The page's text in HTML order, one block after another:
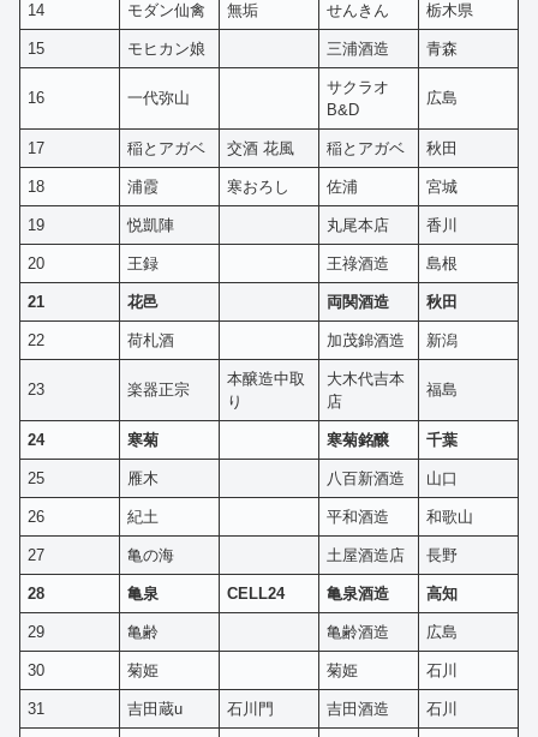
14 モダン仙禽 無垢 せんきん 栃木県
15 モヒカン娘 三浦酒造 青森
16 一代弥山
サクラオ
B&D
広島
17 稲とアガベ 交酒 花風 稲とアガベ 秋田
18 浦霞 寒おろし 佐浦 宮城
19 悦凱陣 丸尾本店 香川
20 王録 王祿酒造 島根
21 花邑 両関酒造 秋田
22 荷札酒 加茂錦酒造 新潟
23 楽器正宗
本醸造中取
り
大木代吉本
店
福島
24 寒菊 寒菊銘醸 千葉
25 雁木 八百新酒造 山口
26 紀土 平和酒造 和歌山
27 亀の海 土屋酒造店 長野
28 亀泉 CELL24 亀泉酒造 高知
29 亀齢 亀齢酒造 広島
30 菊姫 菊姫 石川
31 吉田蔵u 石川門 吉田酒造 石川